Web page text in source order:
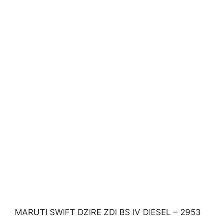
MARUTI SWIFT DZIRE ZDI BS IV DIESEL – 2953